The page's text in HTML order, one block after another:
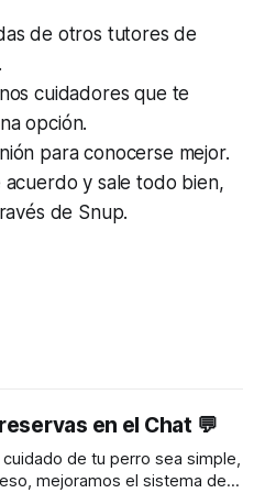
de otros tutores de
cuidadores que te
opción.
para conocerse mejor.
acuerdo y sale todo bien,
de Snup.
en el Chat 💬
de tu perro sea simple,
mejoramos el sistema de